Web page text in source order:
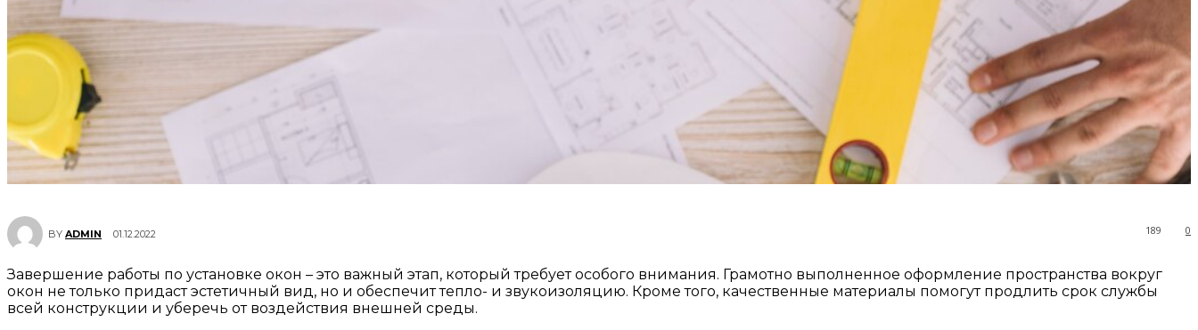
BY ADMIN 01.12.2022 0
189
Завершение работы по установке окон – это важный этап, который требует особого внимания. Грамотно выполненное оформление пространства вокруг
окон не только придаст эстетичный вид, но и обеспечит тепло- и звукоизоляцию. Кроме того, качественные материалы помогут продлить срок службы
всей конструкции и уберечь от воздействия внешней среды.